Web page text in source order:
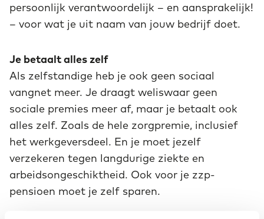
persoonlijk verantwoordelijk – en aansprakelijk!
– voor wat je uit naam van jouw bedrijf doet.
Je betaalt alles zelf
Als zelfstandige heb je ook geen sociaal
vangnet meer. Je draagt weliswaar geen
sociale premies meer af, maar je betaalt ook
alles zelf. Zoals de hele zorgpremie, inclusief
het werkgeversdeel. En je moet jezelf
verzekeren tegen langdurige ziekte en
arbeidsongeschiktheid. Ook voor je zzp-
pensioen moet je zelf sparen.